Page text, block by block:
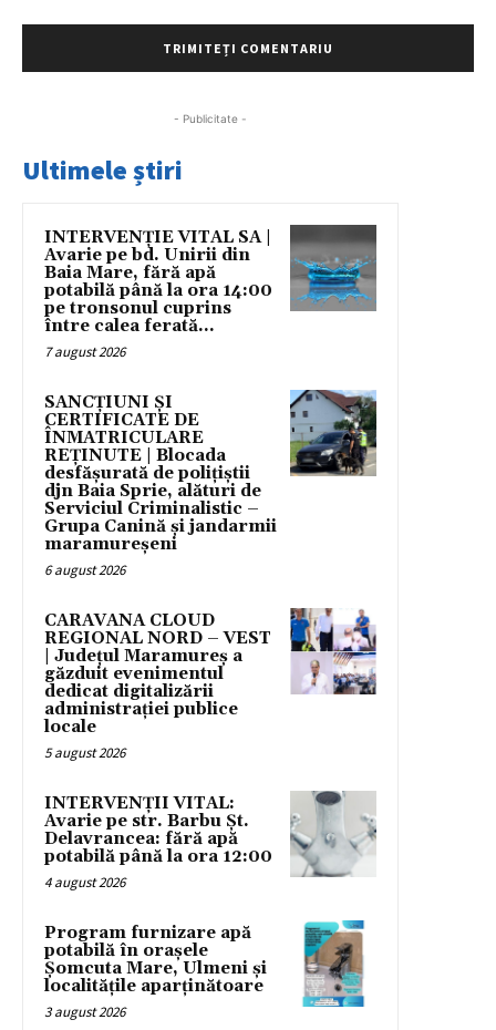
- Publicitate -
Ultimele știri
INTERVENȚIE VITAL SA |
Avarie pe bd. Unirii din
Baia Mare, fără apă
potabilă până la ora 14:00
pe tronsonul cuprins
între calea ferată...
7 august 2026
SANCȚIUNI ȘI
CERTIFICATE DE
ÎNMATRICULARE
REȚINUTE | Blocada
desfășurată de polițiștii
djn Baia Sprie, alături de
Serviciul Criminalistic –
Grupa Canină și jandarmii
maramureșeni
6 august 2026
CARAVANA CLOUD
REGIONAL NORD – VEST
| Județul Maramureș a
găzduit evenimentul
dedicat digitalizării
administrației publice
locale
5 august 2026
INTERVENȚII VITAL:
Avarie pe str. Barbu Șt.
Delavrancea: fără apă
potabilă până la ora 12:00
4 august 2026
Program furnizare apă
potabilă în orașele
Șomcuta Mare, Ulmeni și
localitățile aparținătoare
3 august 2026